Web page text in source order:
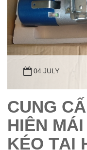
04 JULY
CUNG
HIÊN
KÉO TẠI